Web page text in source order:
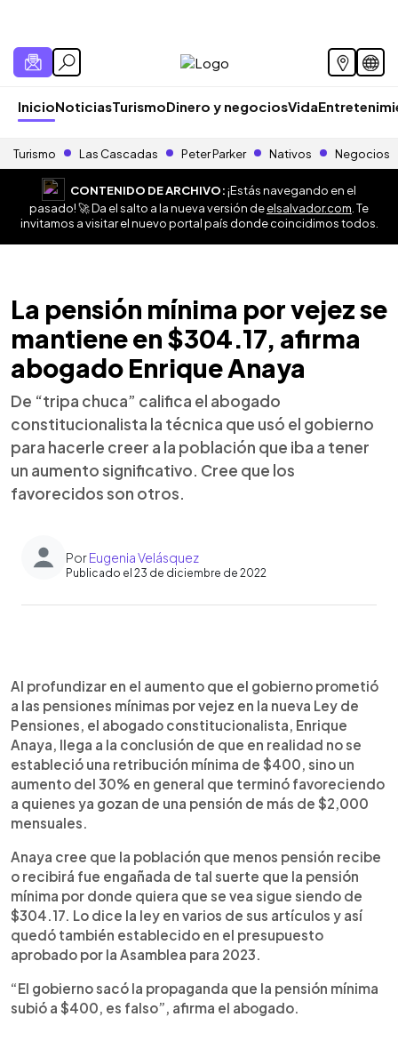
InicioNoticiasTurismoDinero y negociosVida
Turismo Las Cascadas Peter Parker Nativos Negocios
CONTENIDO DE ARCHIVO:¡Estás navegando en el
pasado! 🚀 Da el salto a la nueva versión deelsalvador.com . Te
invitamos a visitar el nuevo portal país donde coincidimos todos.
La pensión mínima por vejez se
mantiene en $304.17, afirma
abogado Enrique Anaya
De “tripa chuca” califica el abogado
constitucionalista la técnica que usó el gobierno
para hacerle creer a la población que iba a tener
un aumento significativo. Cree que los
favorecidos son otros.
PorEugenia Velásquez
Publicado el 23 de diciembre de 2022
► Escuchar artículo
Al profundizar en el aumento que el gobierno prometió
a las pensiones mínimas por vejez en la nueva Ley de
Pensiones, el abogado constitucionalista, Enrique
Anaya, llega a la conclusión de que en realidad no se
estableció una retribución mínima de $400, sino un
aumento del 30% en general que terminó favoreciendo
a quienes ya gozan de una pensión de más de $2,000
mensuales.
Anaya cree que la población que menos pensión recibe
o recibirá fue engañada de tal suerte que la pensión
mínima por donde quiera que se vea sigue siendo de
$304.17. Lo dice la ley en varios de sus artículos y así
quedó también establecido en el presupuesto
aprobado por la Asamblea para 2023.
“El gobierno sacó la propaganda que la pensión mínima
subió a $400, es falso”, afirma el abogado.